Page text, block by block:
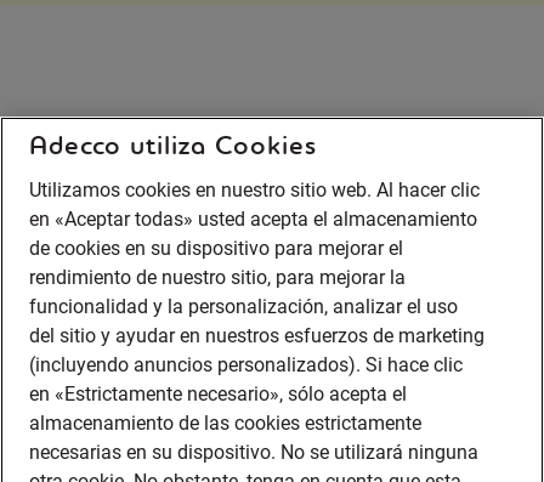
Adecco utiliza Cookies
Utilizamos cookies en nuestro sitio web. Al hacer clic
en «Aceptar todas» usted acepta el almacenamiento
de cookies en su dispositivo para mejorar el
rendimiento de nuestro sitio, para mejorar la
funcionalidad y la personalización, analizar el uso
del sitio y ayudar en nuestros esfuerzos de marketing
(incluyendo anuncios personalizados). Si hace clic
en «Estrictamente necesario», sólo acepta el
almacenamiento de las cookies estrictamente
necesarias en su dispositivo. No se utilizará ninguna